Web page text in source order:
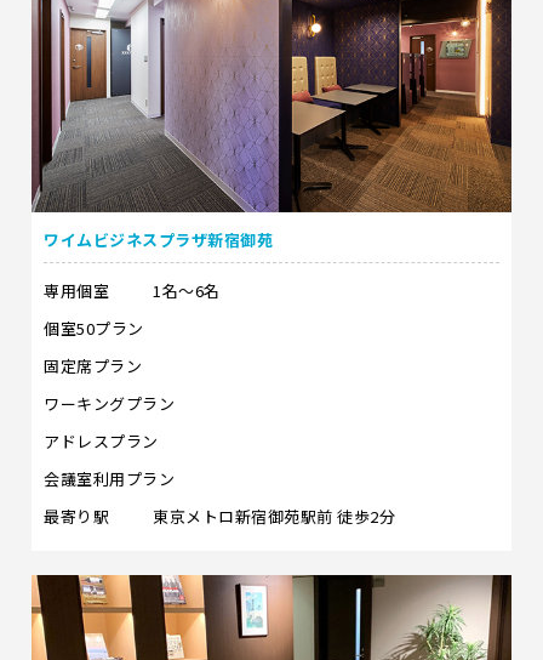
ワイムビジネスプラザ新宿御苑
専用個室
1名～6名
個室50プラン
固定席プラン
ワーキングプラン
アドレスプラン
会議室利用プラン
最寄り駅
東京メトロ新宿御苑駅前 徒歩2分